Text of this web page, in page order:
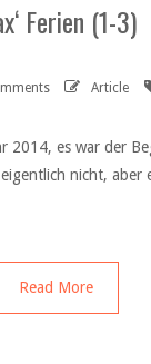
Ferien (1-3)
Article
2014, es war der
nicht,
Read More